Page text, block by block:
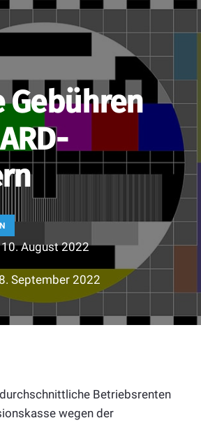
Gebühren
10. August 2022
September 2022
Betriebsrenten
wegen der